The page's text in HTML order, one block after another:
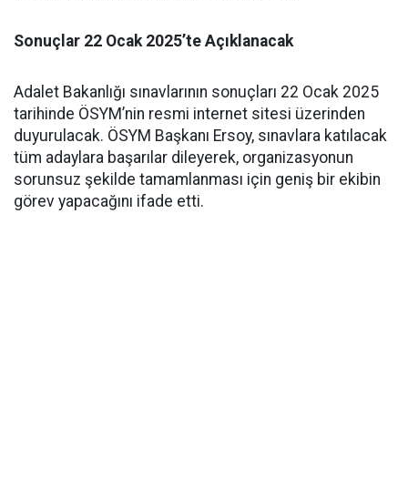
Sonuçlar 22 Ocak 2025’te Açıklanacak
Adalet Bakanlığı sınavlarının sonuçları 22 Ocak 2025
tarihinde ÖSYM’nin resmi internet sitesi üzerinden
duyurulacak. ÖSYM Başkanı Ersoy, sınavlara katılacak
tüm adaylara başarılar dileyerek, organizasyonun
sorunsuz şekilde tamamlanması için geniş bir ekibin
görev yapacağını ifade etti.